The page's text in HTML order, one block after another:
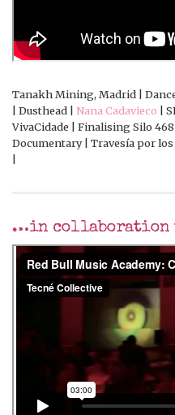
Tanakh Mining, Madrid |
| Dusthead | Nana Cadavieco |
VivaCidade | Finalising Silo
Documentary | Travesía por
…in collaboration